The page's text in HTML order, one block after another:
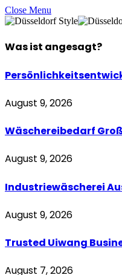
Close Menu
Was ist angesagt?
August 9, 2026
Wäschereibedarf
August 9, 2026
Industriewäscherei
August 9, 2026
Trusted Uiwang
August 7, 2026